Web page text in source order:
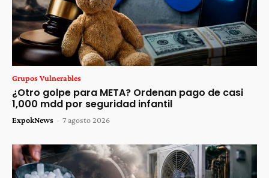
Grupos Vulnerables
¿Otro golpe para META? Ordenan pago de casi
1,000 mdd por seguridad infantil
ExpokNews - 7 agosto 2026